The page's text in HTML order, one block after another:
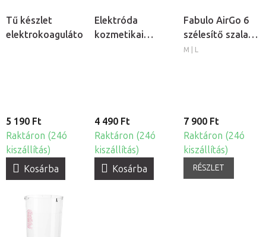
Tű készlet
elektrokoagulátorhoz
5 190 Ft
Raktáron (24ó
kiszállítás)
Kosárba
Elektróda
kozmetikai
4 490 Ft
Raktáron (24ó
kiszállítás)
Kosárba
Fabulo AirGo 6
szélesítő szalag
M | L
7 900 Ft
Raktáron (24ó
kiszállítás)
RÉSZLET